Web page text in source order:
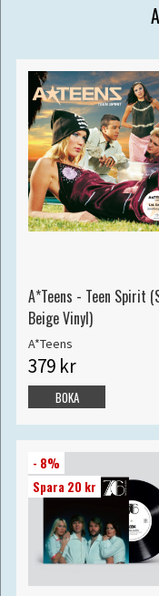
A*Teens - Teen Spirit
Beige Vinyl)
A*Teens
379 kr
BOKA
- 8%
Spara 20 kr